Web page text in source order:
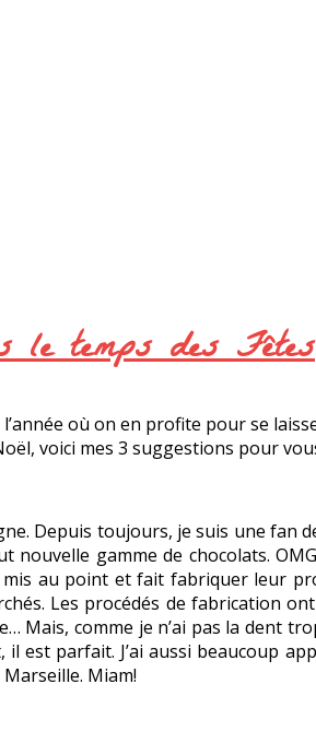
le temps des Fêtes
l’année où on en profite pour se
voici mes 3 suggestions pour
Depuis toujours, je suis une
nouvelle gamme de chocolats.
au point et fait fabriquer leur
Les procédés de fabrication
Mais, comme je n’ai pas la
il est parfait. J’ai aussi beaucoup
Miam!